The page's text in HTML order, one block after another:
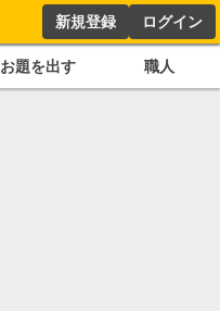
新規登録 ログイン
お題を出す 職人